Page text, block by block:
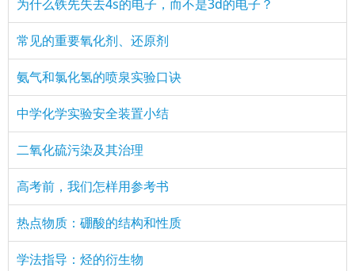
为什么铁先失去4s的电子，而不是3d的电子？
常见的重要氧化剂、还原剂
氨气和氯化氢的喷泉实验口诀
中学化学实验安全装置小结
二氧化硫污染及其治理
高考前，我们怎样用参考书
热点物质：硼酸的结构和性质
学法指导：烃的衍生物